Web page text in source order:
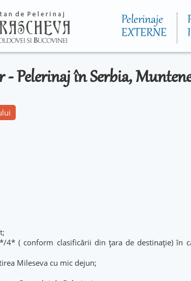
conţinutul
principal
Pelerinaje
EXTERNE
- Pelerinaj în Serbia,
4* ( conform clasificării din țara de destinație) în
Mileseva cu mic dejun;